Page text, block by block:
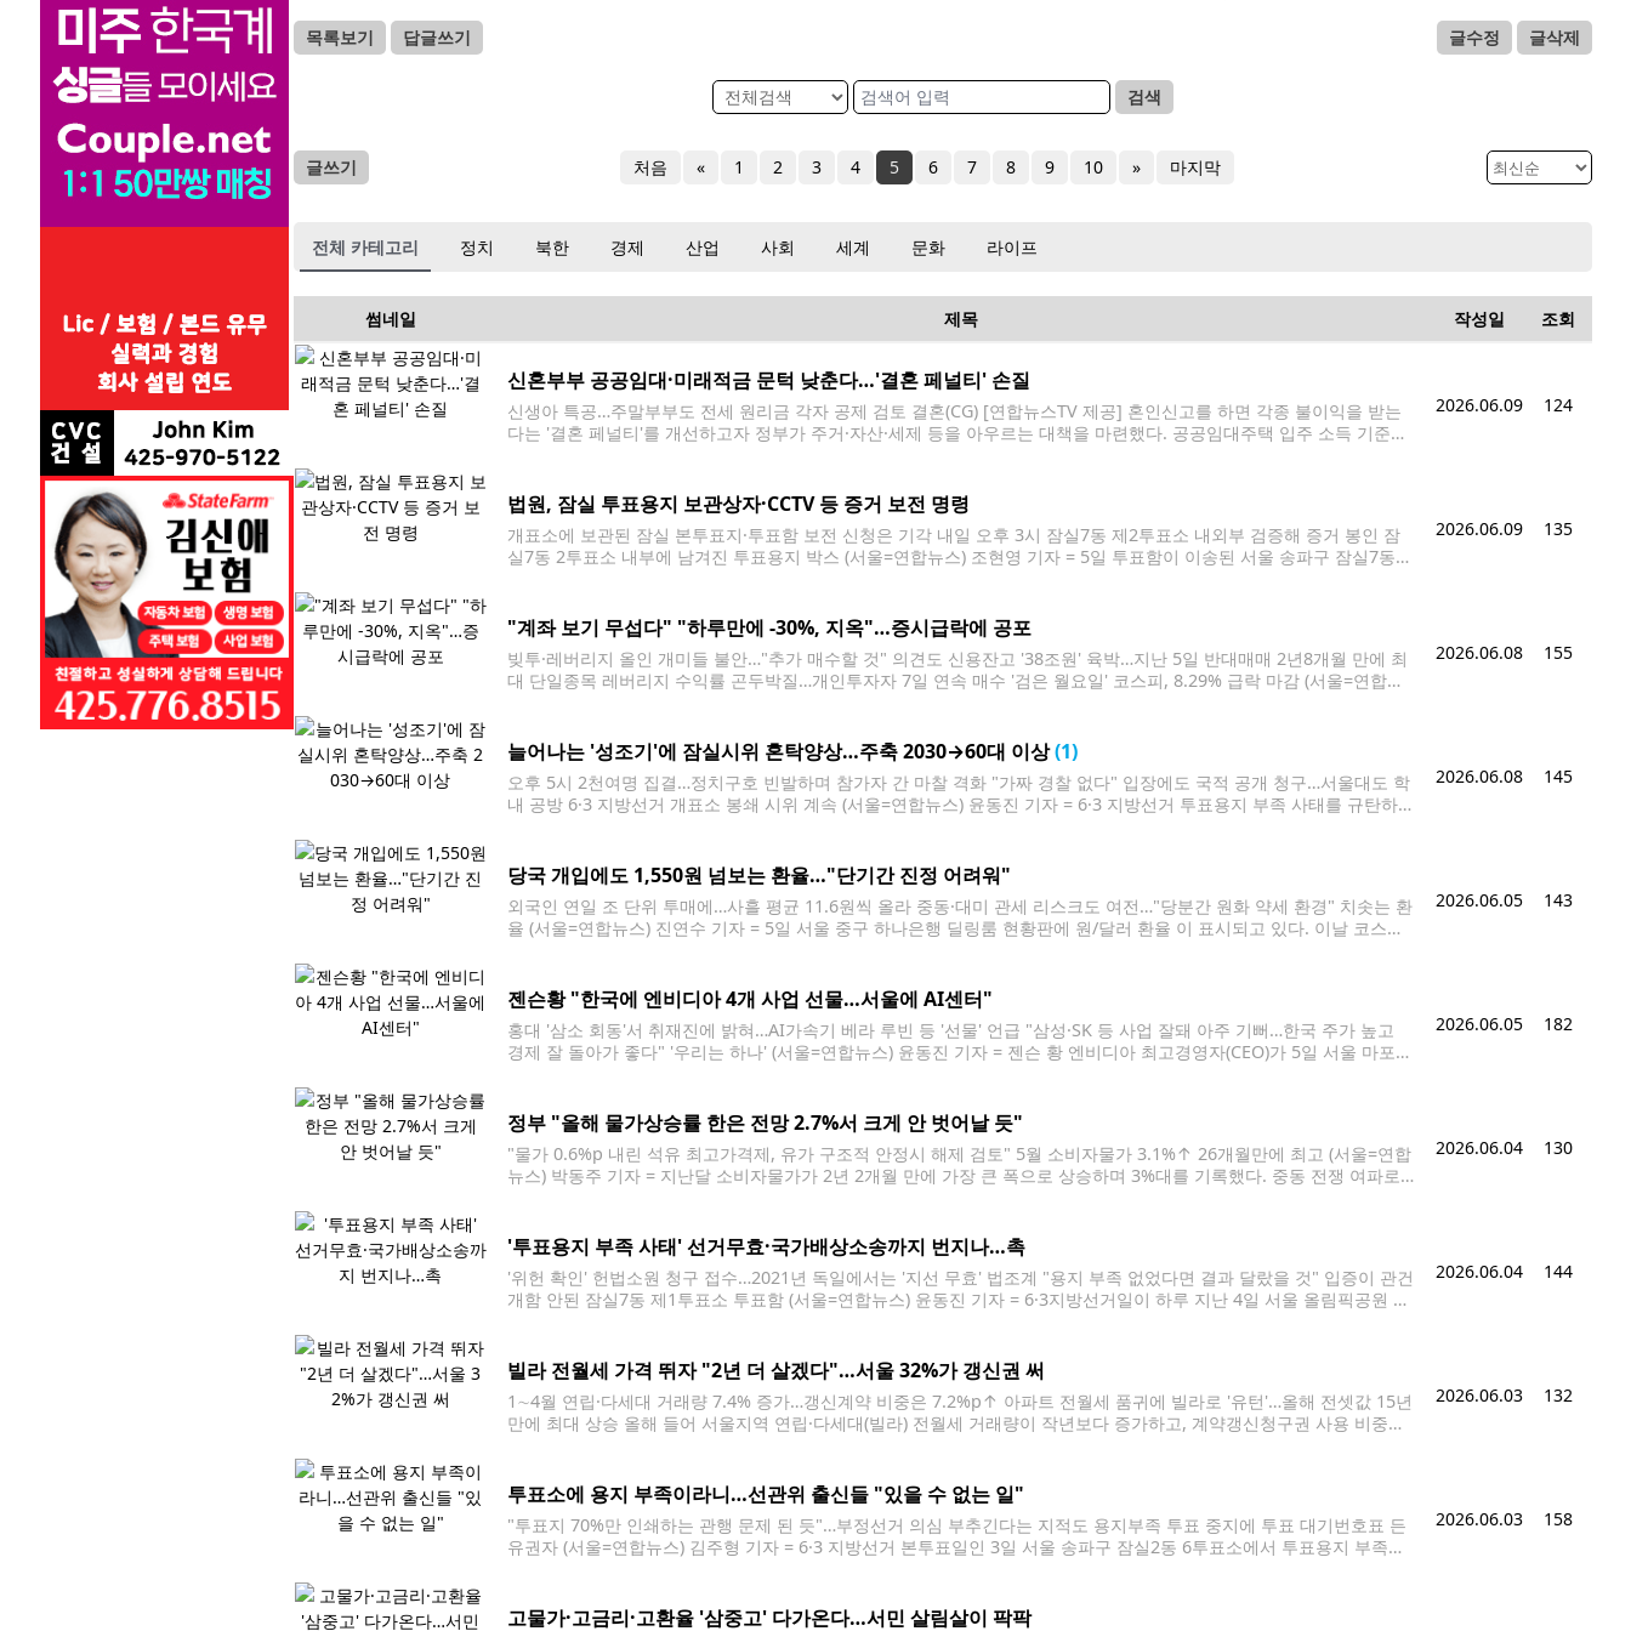
목록보기 답글쓰기 글수정 글삭제
검색
글쓰기 처음 « 1 2 3 4 5 6 7 8 9 10 » 마지막
전체 카테고리 정치 북한 경제 산업 사회 세계 문화 라이프
썸네일 제목 작성일 조회
신혼부부 공공임대·미래적금 문턱 낮춘다…'결혼 페널티' 손질
신생아 특공…주말부부도 전세 원리금 각자 공제 검토 결혼(CG) [연합뉴스TV 제공] 혼인신고를 하면 각종 불이익을 받는
다는 '결혼 페널티'를 개선하고자 정부가 주거·자산·세제 등을 아우르는 대책을 마련했다. 공공임대주택 입주 소득 기준을
2026.06.09 124
법원, 잠실 투표용지 보관상자·CCTV 등 증거 보전 명령
개표소에 보관된 잠실 본투표지·투표함 보전 신청은 기각 내일 오후 3시 잠실7동 제2투표소 내외부 검증해 증거 봉인 잠
실7동 2투표소 내부에 남겨진 투표용지 박스 (서울=연합뉴스) 조현영 기자 = 5일 투표함이 이송된 서울 송파구 잠실7동
2026.06.09 135
"계좌 보기 무섭다" "하루만에 -30%, 지옥"…증시급락에 공포
빚투·레버리지 올인 개미들 불안…"추가 매수할 것" 의견도 신용잔고 '38조원' 육박…지난 5일 반대매매 2년8개월 만에 최
대 단일종목 레버리지 수익률 곤두박질…개인투자자 7일 연속 매수 '검은 월요일' 코스피, 8.29% 급락 마감 (서울=연합뉴
2026.06.08 155
늘어나는 '성조기'에 잠실시위 혼탁양상…주축 2030→60대 이상(1)
오후 5시 2천여명 집결…정치구호 빈발하며 참가자 간 마찰 격화 "가짜 경찰 없다" 입장에도 국적 공개 청구…서울대도 학
내 공방 6·3 지방선거 개표소 봉쇄 시위 계속 (서울=연합뉴스) 윤동진 기자 = 6·3 지방선거 투표용지 부족 사태를 규탄하며
2026.06.08 145
당국 개입에도 1,550원 넘보는 환율…"단기간 진정 어려워"
외국인 연일 조 단위 투매에…사흘 평균 11.6원씩 올라 중동·대미 관세 리스크도 여전…"당분간 원화 약세 환경" 치솟는 환
율 (서울=연합뉴스) 진연수 기자 = 5일 서울 중구 하나은행 딜링룸 현황판에 원/달러 환율 이 표시되고 있다. 이날 코스피
2026.06.05 143
젠슨황 "한국에 엔비디아 4개 사업 선물…서울에 AI센터"
홍대 '삼소 회동'서 취재진에 밝혀…AI가속기 베라 루빈 등 '선물' 언급 "삼성·SK 등 사업 잘돼 아주 기뻐…한국 주가 높고
경제 잘 돌아가 좋다" '우리는 하나' (서울=연합뉴스) 윤동진 기자 = 젠슨 황 엔비디아 최고경영자(CEO)가 5일 서울 마포구
2026.06.05 182
정부 "올해 물가상승률 한은 전망 2.7%서 크게 안 벗어날 듯"
"물가 0.6%p 내린 석유 최고가격제, 유가 구조적 안정시 해제 검토" 5월 소비자물가 3.1%↑ 26개월만에 최고 (서울=연합
뉴스) 박동주 기자 = 지난달 소비자물가가 2년 2개월 만에 가장 큰 폭으로 상승하며 3%대를 기록했다. 중동 전쟁 여파로
2026.06.04 130
'투표용지 부족 사태' 선거무효·국가배상소송까지 번지나…촉
'위헌 확인' 헌법소원 청구 접수…2021년 독일에서는 '지선 무효' 법조계 "용지 부족 없었다면 결과 달랐을 것" 입증이 관건
개함 안된 잠실7동 제1투표소 투표함 (서울=연합뉴스) 윤동진 기자 = 6·3지방선거일이 하루 지난 4일 서울 올림픽공원 핸
2026.06.04 144
빌라 전월세 가격 뛰자 "2년 더 살겠다"…서울 32%가 갱신권 써
1∼4월 연립·다세대 거래량 7.4% 증가…갱신계약 비중은 7.2%p↑ 아파트 전월세 품귀에 빌라로 '유턴'…올해 전셋값 15년
만에 최대 상승 올해 들어 서울지역 연립·다세대(빌라) 전월세 거래량이 작년보다 증가하고, 계약갱신청구권 사용 비중도
2026.06.03 132
투표소에 용지 부족이라니…선관위 출신들 "있을 수 없는 일"
"투표지 70%만 인쇄하는 관행 문제 된 듯"…부정선거 의심 부추긴다는 지적도 용지부족 투표 중지에 투표 대기번호표 든
유권자 (서울=연합뉴스) 김주형 기자 = 6·3 지방선거 본투표일인 3일 서울 송파구 잠실2동 6투표소에서 투표용지 부족으
2026.06.03 158
고물가·고금리·고환율 '삼중고' 다가온다…서민 살림살이 팍팍